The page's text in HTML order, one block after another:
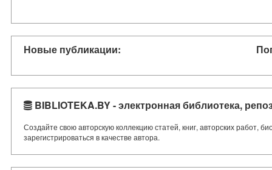
Новые публикации:
BIBLIOTEKA.BY - электронная библиотека,
Создайте свою авторскую коллекцию статей, книг, авторских работ,
зарегистрироваться в качестве автора.